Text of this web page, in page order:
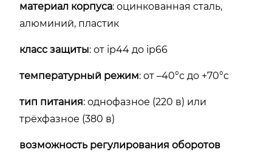
материал корпуса: оцинкованная сталь,
алюминий, пластик
класс защиты: от ip44 до ip66
температурный режим: от –40°с до +70°с
тип питания: однофазное (220 в) или
трёхфазное (380 в)
возможность регулирования оборотов